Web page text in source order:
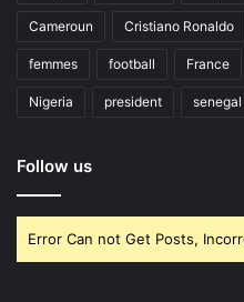
Cameroun Cristiano Ronaldo
femmes football France
Nigeria president senegal
Follow us
Error Can not Get Posts,